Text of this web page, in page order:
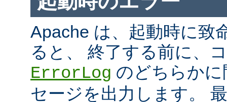
Apache は、起動時に致
ると、 終了する前に、
ErrorLog のどちらか
セージを出力します。